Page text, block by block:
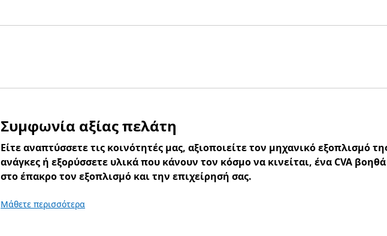
Συμφωνία αξίας πελάτη
Είτε αναπτύσσετε τις κοινότητές μας, αξιοποιείτε τον μηχανικό εξοπλισμό
ανάγκες ή εξορύσσετε υλικά που κάνουν τον κόσμο να κινείται, ένα CVA
στο έπακρο τον εξοπλισμό και την επιχείρησή σας.
Μάθετε περισσότερα